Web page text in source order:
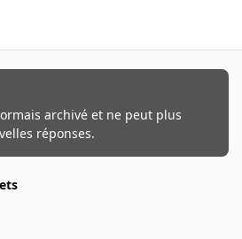
archivé et ne peut plus
réponses.